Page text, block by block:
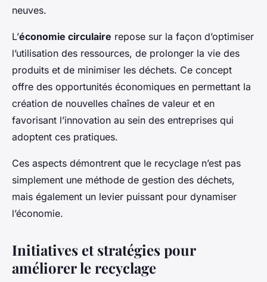
neuves.
L’économie circulaire repose sur la façon d’optimiser
l’utilisation des ressources, de prolonger la vie des
produits et de minimiser les déchets. Ce concept
offre des opportunités économiques en permettant la
création de nouvelles chaînes de valeur et en
favorisant l’innovation au sein des entreprises qui
adoptent ces pratiques.
Ces aspects démontrent que le recyclage n’est pas
simplement une méthode de gestion des déchets,
mais également un levier puissant pour dynamiser
l’économie.
Initiatives et stratégies pour
améliorer le recyclage